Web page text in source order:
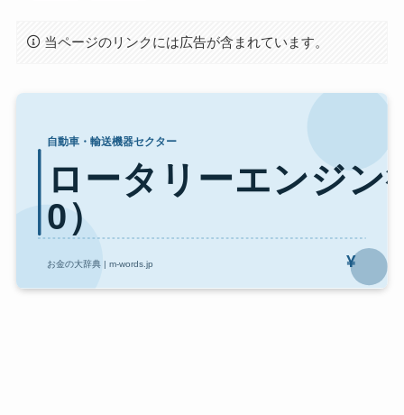
当ページのリンクには広告が含まれています。